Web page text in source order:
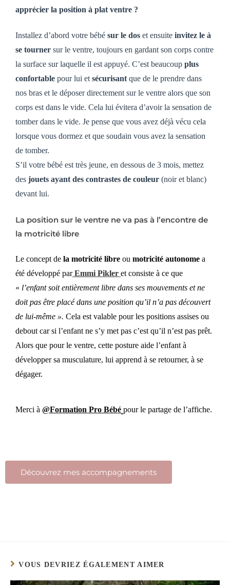
apprécier la position à plat ventre ?
Installez d’abord votre bébé sur le dos et ensuite invitez le à
se tourner sur le ventre, toujours en gardant son corps contre
la surface sur laquelle il est appuyé. C’est beaucoup plus
confortable pour lui etsécurisant que de le prendre dans
nos bras et le déposer directement sur le ventre alors que son
corps est dans le vide. Cela lui évitera d’avoir la sensation de
tomber dans le vide. Je pense que vous avez déjà vécu cela
lorsque vous dormez et que soudain vous avez la sensation
de tomber.
S’il votre bébé est très jeune, en dessous de 3 mois, mettez
des jouets ayant des contrastes de couleur (noir et blanc)
devant lui.
La position sur le ventre ne va pas à l’encontre de
la motricité libre
Le concept de la motricité libre ou motricité autonome a
été développé par Emmi Pikler et consiste à ce que
« l’enfant soit entièrement libre dans ses mouvements et ne
doit pas être placé dans une position qu’il n’a pas découvert
de lui-même ». Cela est valable pour les positions assises ou
debout car si l’enfant ne s’y met pas c’est qu’il n’est pas prêt.
Alors que pour le ventre, cette posture aide l’enfant à
développer sa musculature, lui apprend à se retourner, à se
dégager.
Merci à @Formation Pro Bébé pour le partage de l’affiche.
Découvrez mes accompagnements
VOUS DEVRIEZ ÉGALEMENT AIMER